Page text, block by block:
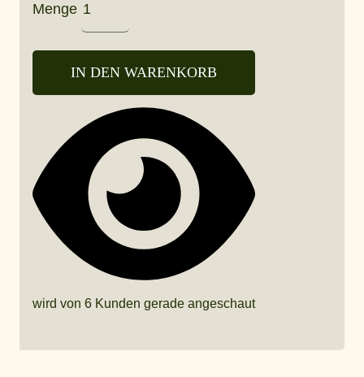
Menge
IN DEN WARENKORB
wird von 6 Kunden gerade angeschaut